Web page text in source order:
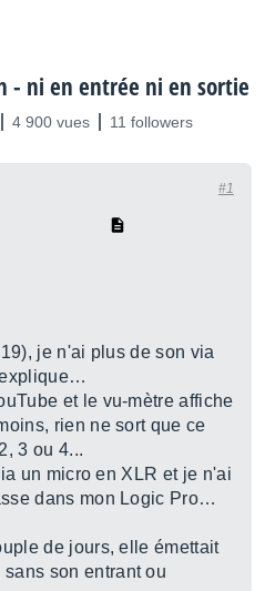
- ni en entrée ni en sortie
4 900 vues 11 followers
#1
je n'ai plus de son via
et le vu-mètre affiche
rien ne sort que ce
3 ou 4...
un micro en XLR et je n'ai
dans mon Logic Pro…
de jours, elle émettait
son entrant ou